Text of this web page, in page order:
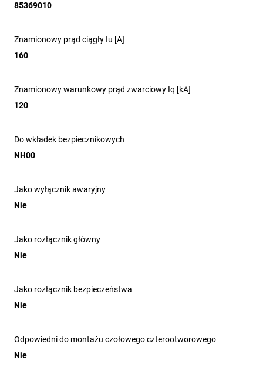
85369010
Znamionowy prąd ciągły Iu [A]
160
Znamionowy warunkowy prąd zwarciowy Iq [kA]
120
Do wkładek bezpiecznikowych
NH00
Jako wyłącznik awaryjny
Nie
Jako rozłącznik główny
Nie
Jako rozłącznik bezpieczeństwa
Nie
Odpowiedni do montażu czołowego czterootworowego
Nie